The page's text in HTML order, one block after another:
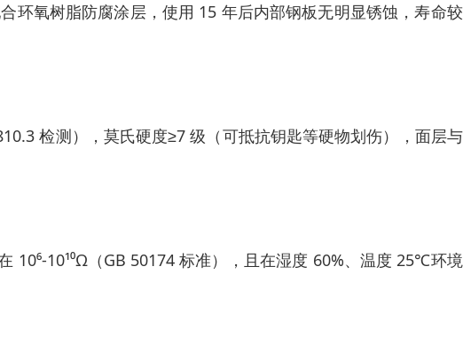
环氧树脂防腐涂层，使用 15 年后内部钢板无明显锈蚀，寿命
检测），莫氏硬度≥7 级（可抵抗钥匙等硬物划伤），面层
10⁶-10¹⁰Ω（GB 50174 标准），且在湿度 60%、温度 25℃环